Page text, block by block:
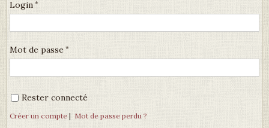
Login
Mot de passe
Rester connecté
Créer un compte | Mot de passe perdu ?